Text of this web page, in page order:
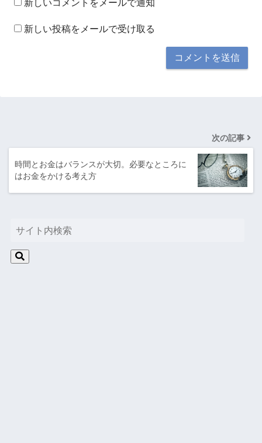
新しいコメントをメールで通知
新しい投稿をメールで受け取る
次の記事
時間とお金はバランスが大切。必要なところに
はお金をかける考え方